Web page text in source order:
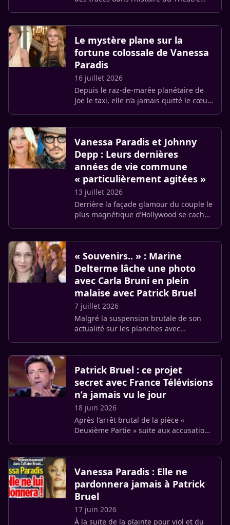
Le mystère plane sur la
fortune colossale de Vanessa
Paradis
16 juillet 2026
Depuis le raz-de-marée planétaire de
Joe le taxi, elle n’a jamais quitté le cœur
Vanessa Paradis et Johnny
Depp : Leurs dernières
années de vie commune
« particulièrement agitées »
13 juillet 2026
Derrière la façade glamour du couple le
plus magnétique d’Hollywood se cachait
« Souvenirs.. » : Marine
Delterme lâche une photo
avec Carla Bruni en plein
malaise avec Patrick Bruel
7 juillet 2026
Malgré la suspension brutale de son
actualité sur les planches avec
Patrick Bruel : ce projet
secret avec France Télévisions
n’a jamais vu le jour
18 juin 2026
Après l’arrêt brutal de la pièce «
Deuxième Partie » suite aux accusations
Vanessa Paradis : Elle ne
pardonnera jamais à Patrick
Bruel
17 juin 2026
À la suite de la plainte pour viol et du